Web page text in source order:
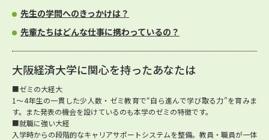
先生の学問へのきっかけは？
先輩たちはどんな仕事に携わっているの？
大阪経済大学に関心を持ったあなたは
■ゼミの大経大
1～4年生の一貫した少人数・ゼミ教育で“自ら進んで学び取る力”を育みま
す。また発表の機会を設けているのも本学のゼミの特徴です。
■就職に強い大経
入学時からの段階的なキャリアサポートシステムを整備。教員・職員が一体